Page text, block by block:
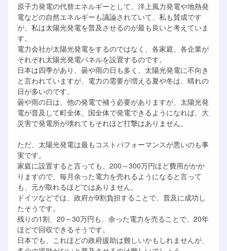
原子力発電の代替エネルギーとして、洋上風力発電や地熱発
電などの自然エネルギーも議論されていて、私も賛成です
が、私は太陽光発電を普及させるのが最も良いと考えていま
す。
電力会社が太陽光発電をするのではなく、各家庭、各企業が
それぞれ太陽光発電パネルを設置するのです。
日本は四季があり、曇や雨の日も多く、太陽光発電に不向き
と言われていますが、電力の需要が増える夏や冬は、晴れの
日が多いのです。
曇や雨の日は、他の発電で補う必要がありますが、太陽光発
電が普及して町全体、国全体で発電できるようになれば、大
災害で発電所が壊れてもそれほど打撃はありません。
ただ、太陽光発電は最もコストパフォーマンスが悪いのも事
実です。
家庭に設置すると言っても、200～300万円ほど費用がかか
りますので、毎月余った電力を売れるようになると言って
も、元が取れるほどではありません。
ドイツなどでは、政府が9割負担することで、普及に成功し
たそうです。
残りの1割、20～30万円も、余った電力を売ることで、20年
ほどで回収できるそうです。
日本でも、これほどの政府援助は難しいかもしれませんが、